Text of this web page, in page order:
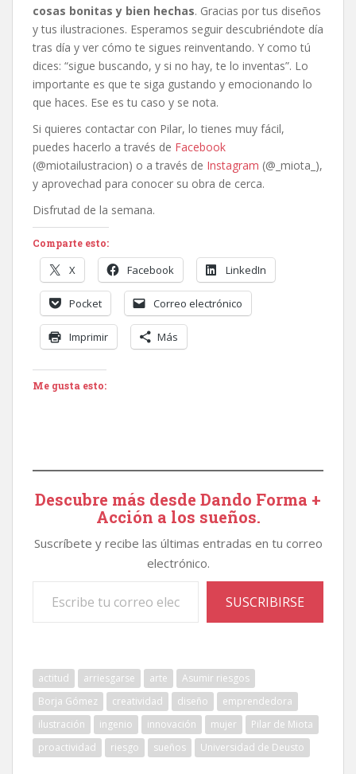
cosas bonitas y bien hechas. Gracias por tus diseños
y tus ilustraciones. Esperamos seguir descubriéndote día
tras día y ver cómo te sigues reinventando. Y como tú
dices: “sigue buscando, y si no hay, te lo inventas”. Lo
importante es que te siga gustando y emocionando lo
que haces. Ese es tu caso y se nota.
Si quieres contactar con Pilar, lo tienes muy fácil,
puedes hacerlo a través de Facebook
(@miotailustracion) o a través de Instagram (@_miota_),
y aprovechad para conocer su obra de cerca.
Disfrutad de la semana.
Comparte esto:
X Facebook LinkedIn
Pocket Correo electrónico
Imprimir Más
Me gusta esto:
Descubre más desde Dando Forma +
Acción a los sueños.
Suscríbete y recibe las últimas entradas en tu correo
electrónico.
SUSCRIBIRSE
actitud arriesgarse arte
Asumir riesgos
Borja Gómez
creatividad diseño
emprendedora
ilustración
ingenio innovación mujer
Pilar de Miota
proactividad
riesgo sueños Universidad de Deusto